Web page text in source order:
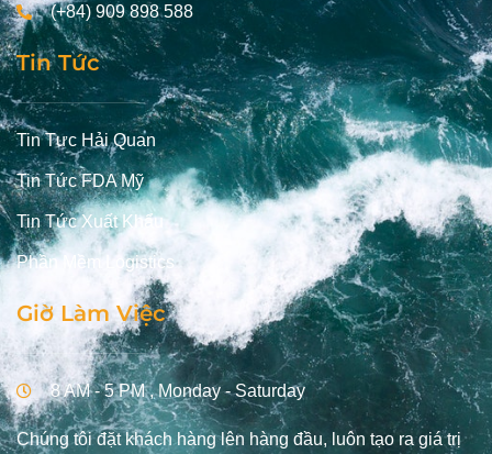
(+84) 909 898 588
Tin Tức
Tin Tưc Hải Quan
Tin Tức FDA Mỹ
Tin Tức Xuất Khẩu
Phần Mềm Logistics
Giờ Làm Việc
8 AM - 5 PM , Monday - Saturday
Chúng tôi đặt khách hàng lên hàng đầu, luôn tạo ra giá trị